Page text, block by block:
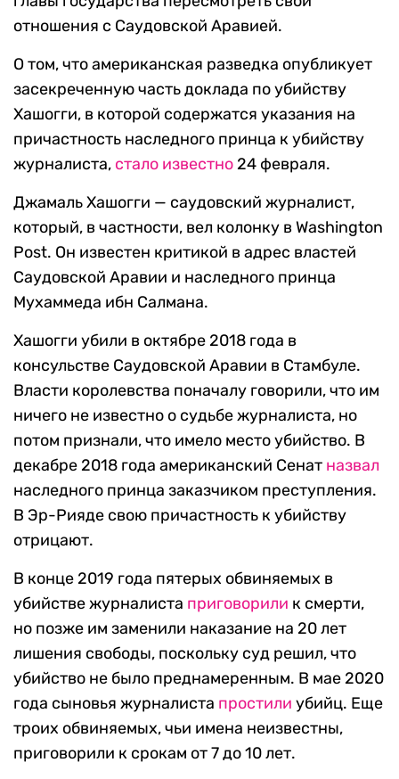
отношения с Саудовской Аравией.
О том, что американская разведка опубликует
засекреченную часть доклада по убийству
Хашогги, в которой содержатся указания на
причастность наследного принца к убийству
журналиста, стало известно24 февраля.
Джамаль Хашогги — саудовский журналист,
который, в частности, вел колонку в Washington
Post. Он известен критикой в адрес властей
Саудовской Аравии и наследного принца
Мухаммеда ибн Салмана.
Хашогги убили в октябре 2018 года в
консульстве Саудовской Аравии в Стамбуле.
Власти королевства поначалу говорили, что им
ничего не известно о судьбе журналиста, но
потом признали, что имело место убийство. В
декабре 2018 года американский Сенат назвал
наследного принца заказчиком преступления.
В Эр-Рияде свою причастность к убийству
отрицают.
В конце 2019 года пятерых обвиняемых в
убийстве журналиста приговорили к смерти,
но позже им заменили наказание на 20 лет
лишения свободы, поскольку суд решил, что
убийство не было преднамеренным. В мае 2020
года сыновья журналиста простили убийц. Еще
троих обвиняемых, чьи имена неизвестны,
приговорили к срокам от 7 до 10 лет.